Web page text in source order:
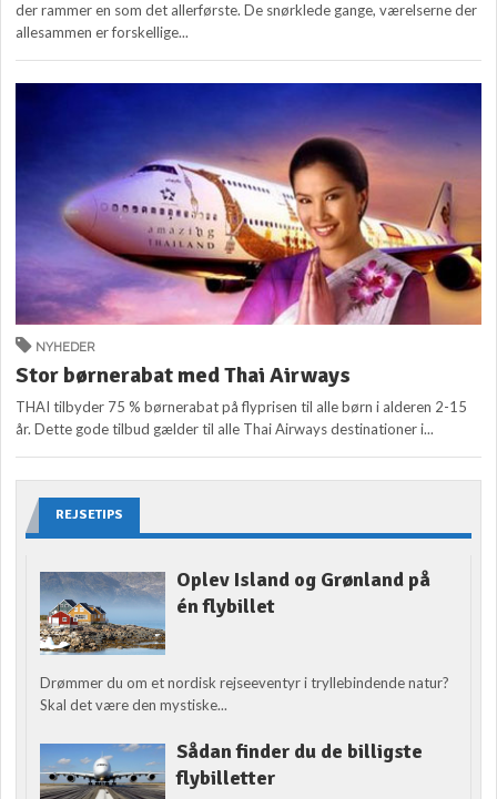
der rammer en som det allerførste. De snørklede gange, værelserne der
allesammen er forskellige...
NYHEDER
Stor børnerabat med Thai Airways
THAI tilbyder 75 % børnerabat på flyprisen til alle børn i alderen 2-15
år. Dette gode tilbud gælder til alle Thai Airways destinationer i...
REJSETIPS
Oplev Island og Grønland på
én flybillet
Drømmer du om et nordisk rejseeventyr i tryllebindende natur?
Skal det være den mystiske...
Sådan finder du de billigste
flybilletter